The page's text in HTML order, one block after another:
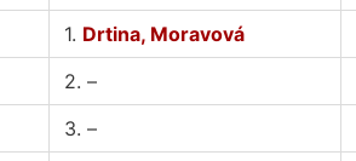
1. Drtina, Moravová
2. –
3. –